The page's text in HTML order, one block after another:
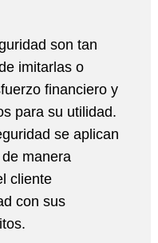
son tan
imitarlas o
financiero y
para su utilidad.
se aplican
manera
cliente
con sus